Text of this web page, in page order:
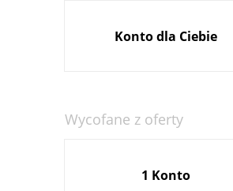
Konto dla Ciebie
Wycofane z oferty
1 Konto